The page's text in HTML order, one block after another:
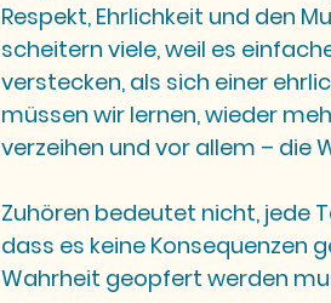
Respekt, Ehrlichkeit und den
scheitern viele, weil es
verstecken, als sich einer
müssen wir lernen, wieder
verzeihen und vor allem – die
Zuhören bedeutet nicht, jede
dass es keine Konsequenzen
Wahrheit geopfert werden